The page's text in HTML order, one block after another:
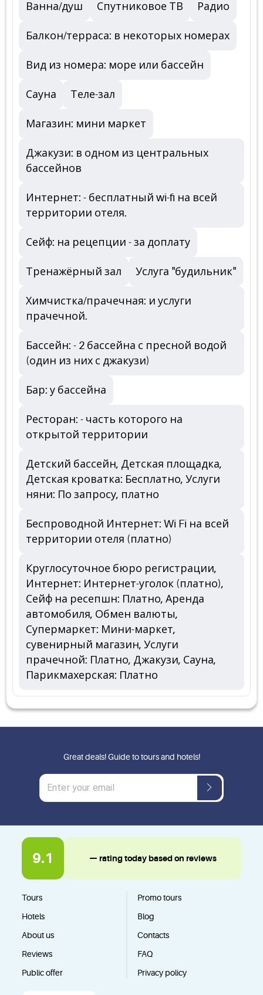
Ванна/душ Спутниковое ТВ Радио
Балкон/терраса: в некоторых номерах
Вид из номера: море или бассейн
Сауна Теле-зал
Магазин: мини маркет
Джакузи: в одном из центральных
бассейнов
Интернет: - бесплатный wi-fi на всей
территории отеля.
Сейф: на рецепции - за доплату
Тренажёрный зал Услуга "будильник"
Химчистка/прачечная: и услуги
прачечной.
Бассейн: - 2 бассейна с пресной водой
(один из них с джакузи)
Бар: у бассейна
Ресторан: - часть которого на
открытой территории
Детский бассейн, Детская площадка,
Детская кроватка: Бесплатно, Услуги
няни: По запросу, платно
Беспроводной Интернет: Wi Fi на всей
территории отеля (платно)
Круглосуточное бюро регистрации,
Интернет: Интернет-уголок (платно),
Сейф на ресепшн: Платно, Аренда
автомобиля, Обмен валюты,
Супермаркет: Мини-маркет,
сувенирный магазин, Услуги
прачечной: Платно, Джакузи, Сауна,
Парикмахерская: Платно
9.1 — rating today based on reviews
Tours
Promo tours
Hotels
Blog
About us
Contacts
Reviews
FAQ
Public offer
Privacy policy
Great deals! Guide to tours and hotels!